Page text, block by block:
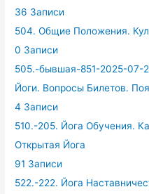
36 Записи
504. Общие Положения.
0 Записи
505.-бывшая-851-2025-07-
Йоги. Вопросы Билетов.
4 Записи
510.-205. Йога Обучения.
Открытая Йога
91 Записи
522.-222. Йога